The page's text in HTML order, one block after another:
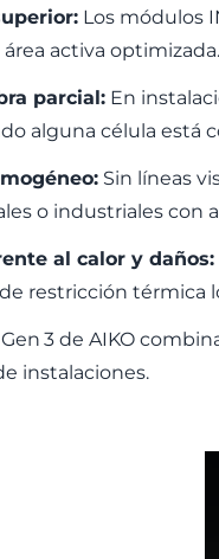
Los módulos
área activa optimizada.
parcial: En
alguna célula está
Sin líneas
o industriales con
al calor y daños:
restricción térmica
3 de AIKO
instalaciones.